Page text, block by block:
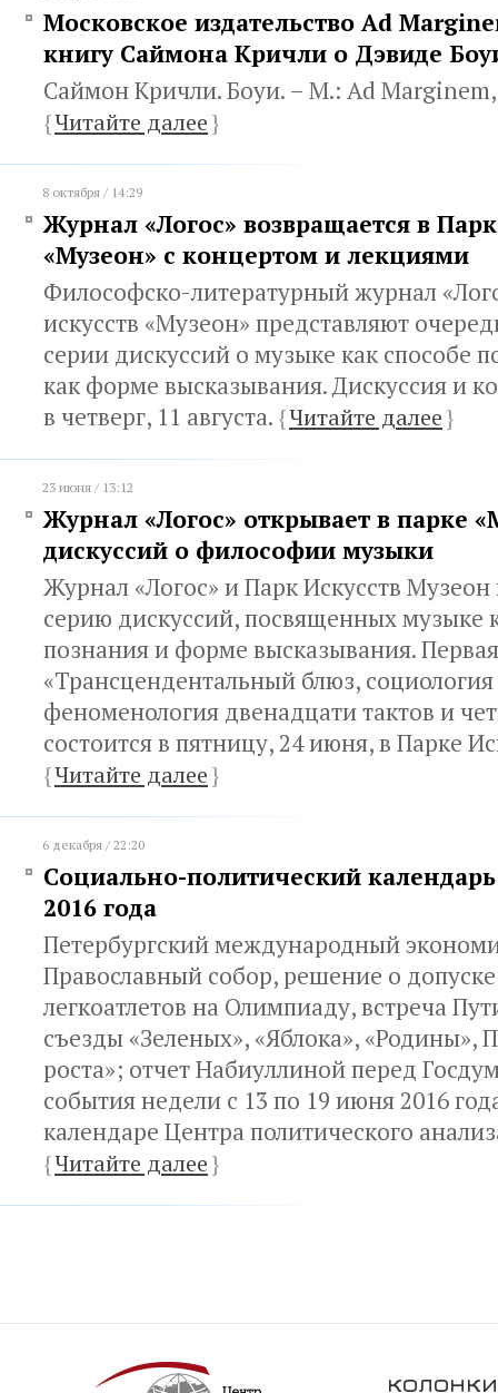
Московское издательство Ad
книгу Саймона Кричли о Дэвиде
Саймон Кричли. Боуи. – М.: Ad Marginem,
{Читайте далее}
8 октября / 14:29
Журнал «Логос» возвращается в Парк
«Музеон» с концертом и лекциями
Философско-литературный журнал
искусств «Музеон» представляют
серии дискуссий о музыке как способе
как форме высказывания. Дискуссия и
в четверг, 11 августа. {Читайте далее}
23 июня / 13:12
Журнал «Логос» открывает в парке
дискуссий о философии музыки
Журнал «Логос» и Парк Искусств Музеон
серию дискуссий, посвященных музыке
познания и форме высказывания.
«Трансцендентальный блюз,
феноменология двенадцати тактов и
состоится в пятницу, 24 июня, в Парке
{Читайте далее}
6 декабря / 22:20
Социально-политический
2016 года
Петербургский международный
Православный собор, решение о
легкоатлетов на Олимпиаду, встреча
съезды «Зеленых», «Яблока»,
роста»; отчет Набиуллиной перед
события недели с 13 по 19 июня 2016
календаре Центра политического
{Читайте далее}
колонки